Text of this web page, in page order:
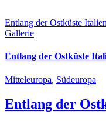
Entlang der Ostküste
Gallerie
Entlang der Ostküste
Mitteleuropa, Südeuropa
Entlang der